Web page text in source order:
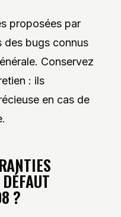
proposées par
des bugs connus
Conservez
: ils
en cas de
?